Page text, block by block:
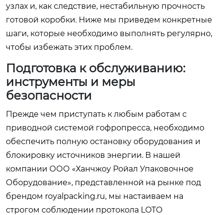
узлах и, как следствие, нестабильную прочность
готовой коробки. Ниже мы приведем конкретные
шаги, которые необходимо выполнять регулярно,
чтобы избежать этих проблем.
Подготовка к обслуживанию:
инструменты и меры
безопасности
Прежде чем приступать к любым работам с
приводной системой гофропресса, необходимо
обеспечить полную остановку оборудования и
блокировку источников энергии. В нашей
компании ООО «Ханчжоу Ройал Упаковочное
Оборудование», представленной на рынке под
брендом royalpacking.ru, мы настаиваем на
строгом соблюдении протокола LOTO